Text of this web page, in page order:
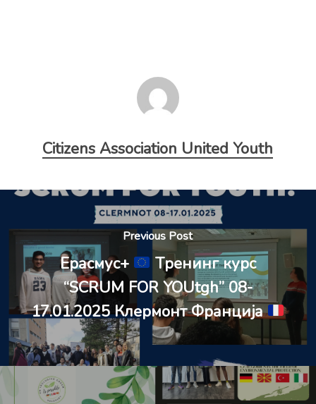
Citizens Association United Youth
Previous Post
Ерасмус+
Tренинг курс
“SCRUM FOR YOUtgh” 08-
17.01.2025 Клермонт Франција